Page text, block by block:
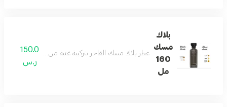
بلاك
مسك
160
مل
عطر بلاك مسك الفاخر بتركيبة غنية من الجلد الأنيق
150.0
ر.س